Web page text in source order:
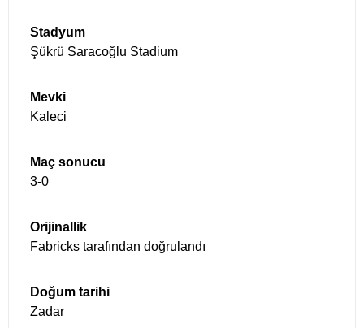
Stadyum
Mevki
Maç sonucu
Orijinallik
Doğum tarihi